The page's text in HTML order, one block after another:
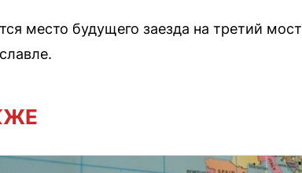
место будущего заезда на третий мост